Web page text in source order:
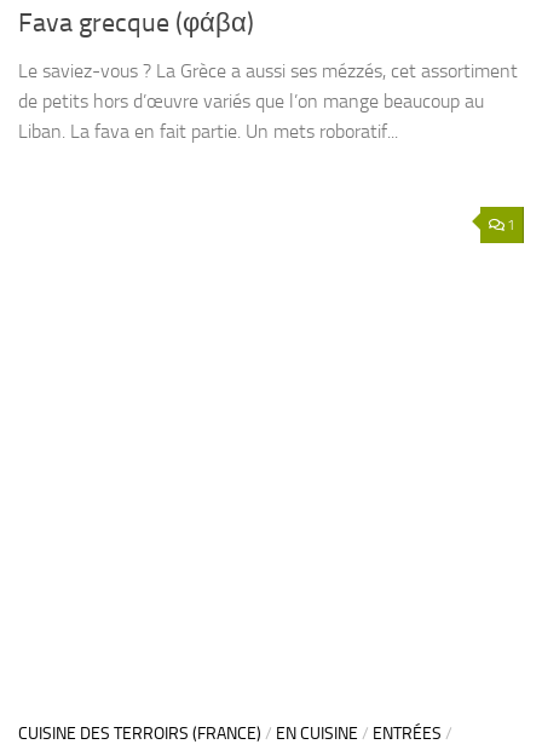
Fava grecque (φάβα)
Le saviez-vous ? La Grèce a aussi ses mézzés, cet assortiment
de petits hors d’œuvre variés que l’on mange beaucoup au
Liban. La fava en fait partie. Un mets roboratif...
1
CUISINE DES TERROIRS (FRANCE) / EN CUISINE / ENTRÉES /